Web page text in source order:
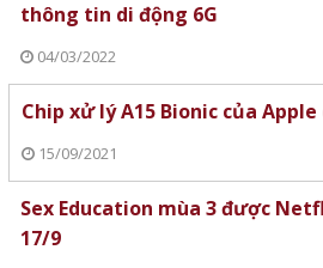
thông tin di động 6G
04/03/2022
Chip xử lý A15 Bionic của
15/09/2021
Sex Education mùa 3 được
17/9